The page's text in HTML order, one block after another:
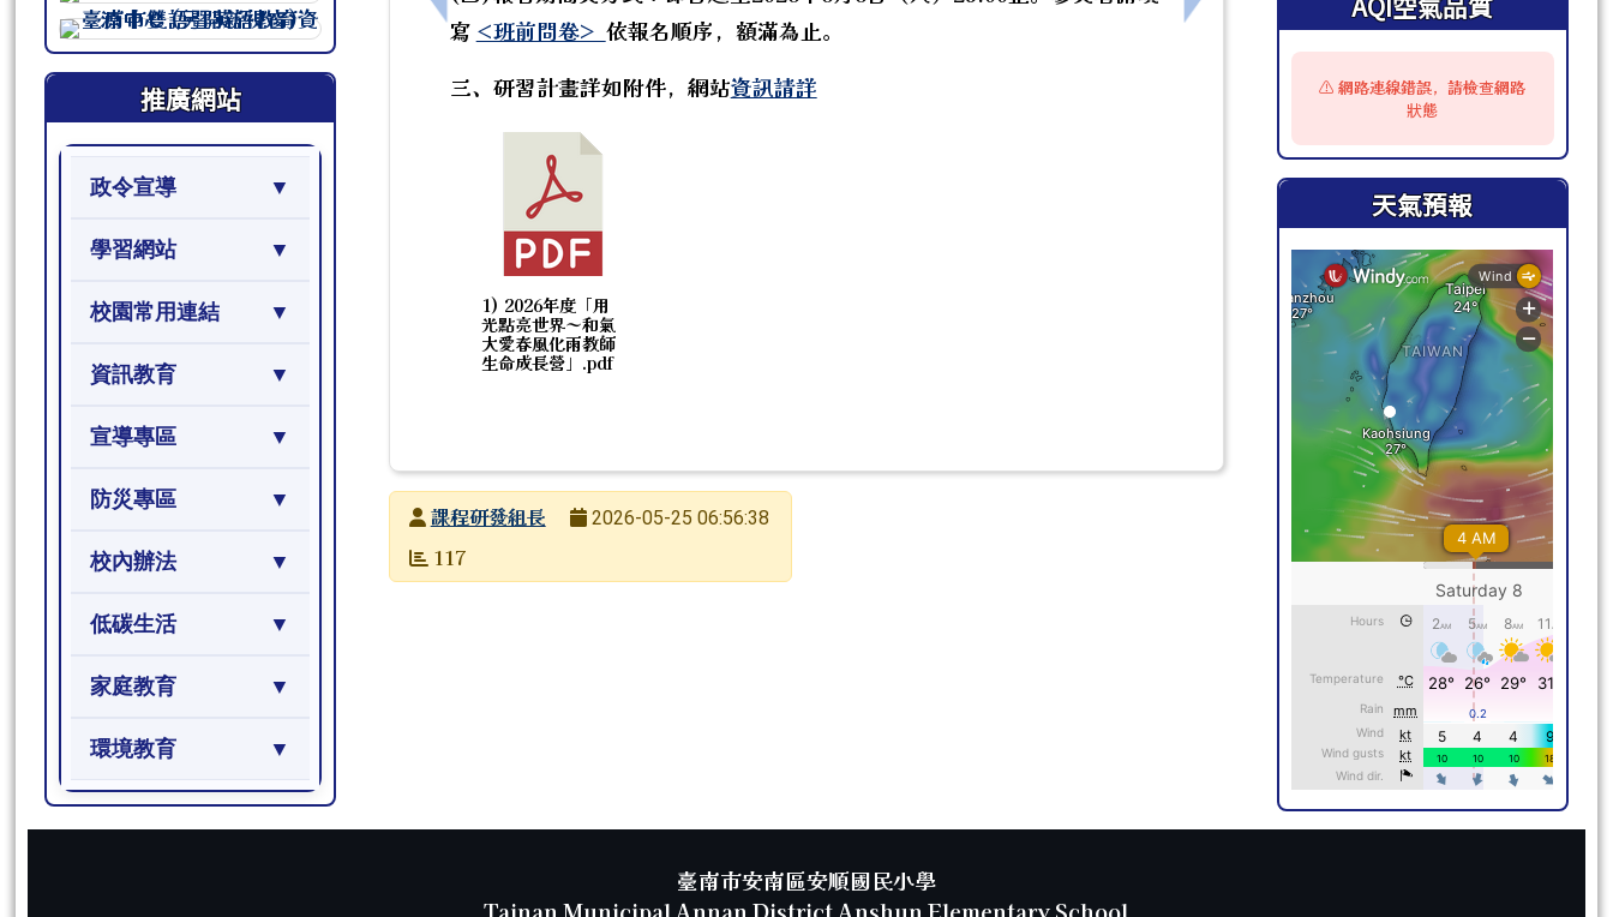
連至 http://course.tn.edu.tw/school.aspx?sch=213626
推廣網站
政令宣導
學習網站
校園常用連結
資訊教育
宣導專區
防災專區
校內辦法
低碳生活
家庭教育
環境教育
寫 <班前問卷> 依報名順序，額滿為止。
三、研習計畫詳如附件，網站資訊請詳
1) 2026年度「用
光點亮世界～和氣
大愛春風化雨教師
生命成長營」.pdf
發布者課程研發組長
發布日期
2026-05-25 06:56:38
瀏覽次數
117
⚠️ 網路連線錯誤，請檢查網路
狀態
天氣預報
臺南市安南區安順國民小學